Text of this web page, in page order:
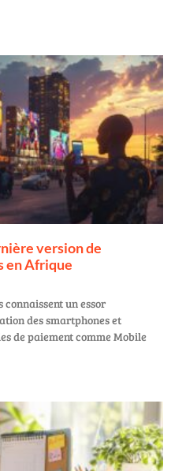
version de
en Afrique
un essor
des smartphones et
de paiement comme Mobile